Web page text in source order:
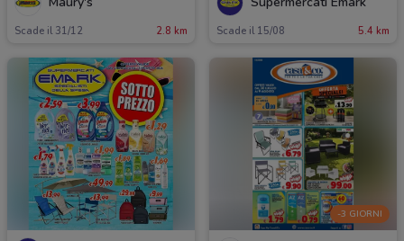
Scade il 31/12 2.8 km Scade il 15/08 5.4 km
-3 GIORNI